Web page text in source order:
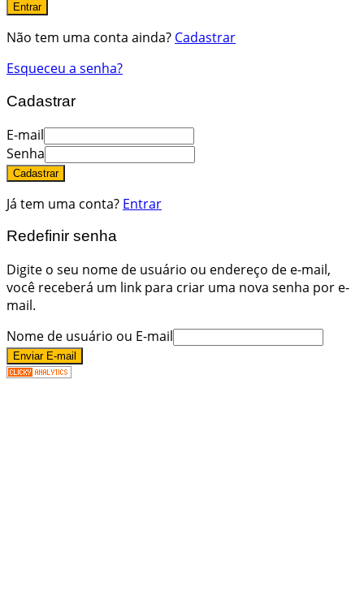
Entrar
Não tem uma conta ainda? Cadastrar
Esqueceu a senha?
Cadastrar
E-mail
Senha
Cadastrar
Já tem uma conta? Entrar
Redefinir senha
Digite o seu nome de usuário ou endereço de e-mail,
você receberá um link para criar uma nova senha por e-
mail.
Nome de usuário ou E-mail
Enviar E-mail